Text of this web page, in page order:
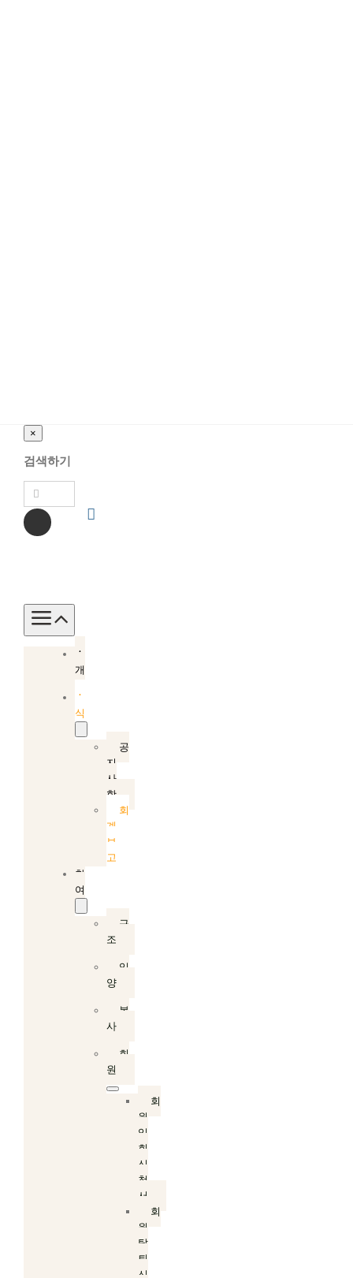
×
검색하기
Toggle
Navigation
소
개
소
식
공
지
사
항
회
계
보
고
참
여
구
조
입
양
봉
사
회
원
회
원
입
회
신
청
서
회
원
탈
퇴
신